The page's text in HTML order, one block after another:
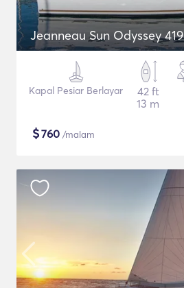
Jeanneau Sun Odyssey 419
Kapal Pesiar Berlayar
42 ft
13 m
$760 /malam